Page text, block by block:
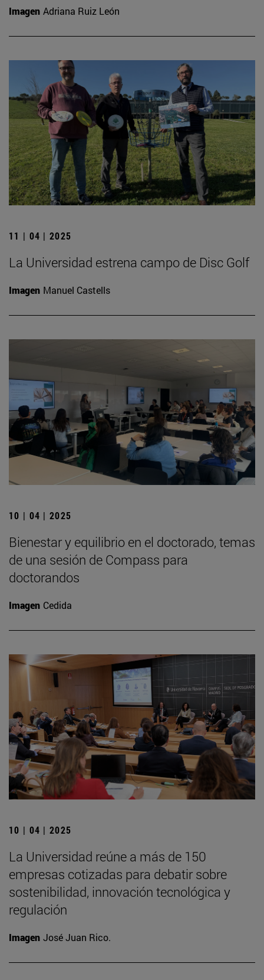
Imagen Adriana Ruiz León
11 | 04 | 2025
La Universidad estrena campo de Disc Golf
Imagen Manuel Castells
10 | 04 | 2025
Bienestar y equilibrio en el doctorado, temas
de una sesión de Compass para
doctorandos
Imagen Cedida
10 | 04 | 2025
La Universidad reúne a más de 150
empresas cotizadas para debatir sobre
sostenibilidad, innovación tecnológica y
regulación
Imagen José Juan Rico.